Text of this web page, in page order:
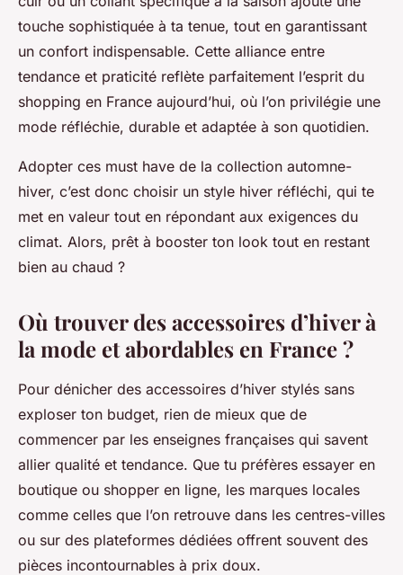
touche sophistiquée à ta tenue, tout en garantissant
un confort indispensable. Cette alliance entre
tendance et praticité reflète parfaitement l’esprit du
shopping en France aujourd’hui, où l’on privilégie une
mode réfléchie, durable et adaptée à son quotidien.
Adopter ces must have de la collection automne-
hiver, c’est donc choisir un style hiver réfléchi, qui te
met en valeur tout en répondant aux exigences du
climat. Alors, prêt à booster ton look tout en restant
bien au chaud ?
Où trouver des accessoires d’hiver à
la mode et abordables en France ?
Pour dénicher des accessoires d’hiver stylés sans
exploser ton budget, rien de mieux que de
commencer par les enseignes françaises qui savent
allier qualité et tendance. Que tu préfères essayer en
boutique ou shopper en ligne, les marques locales
comme celles que l’on retrouve dans les centres-villes
ou sur des plateformes dédiées offrent souvent des
pièces incontournables à prix doux.